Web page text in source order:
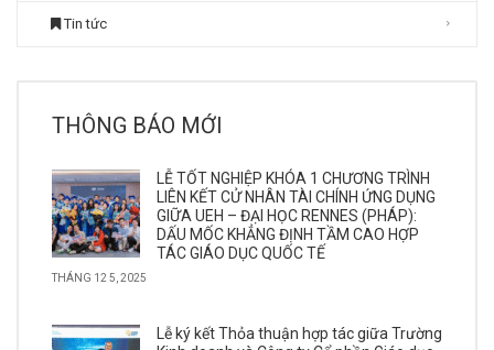
Tin tức
THÔNG BÁO MỚI
LỄ TỐT NGHIỆP KHÓA 1 CHƯƠNG TRÌNH
LIÊN KẾT CỬ NHÂN TÀI CHÍNH ỨNG DỤNG
GIỮA UEH – ĐẠI HỌC RENNES (PHÁP):
DẤU MỐC KHẲNG ĐỊNH TẦM CAO HỢP
TÁC GIÁO DỤC QUỐC TẾ
THÁNG 12 5, 2025
Lễ ký kết Thỏa thuận hợp tác giữa Trường